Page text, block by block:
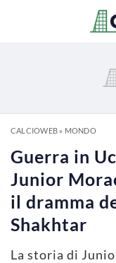
CALCIOWEB» MONDO
Guerra in
Junior
il dramma
Shakhtar
La storia di